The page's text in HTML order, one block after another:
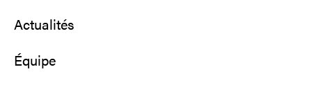
Actualités
Équipe